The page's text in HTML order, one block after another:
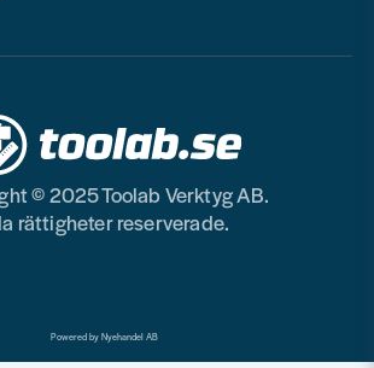
© 2025 Toolab Verktyg AB.
rättigheter reserverade.
Powered by Nyehandel AB